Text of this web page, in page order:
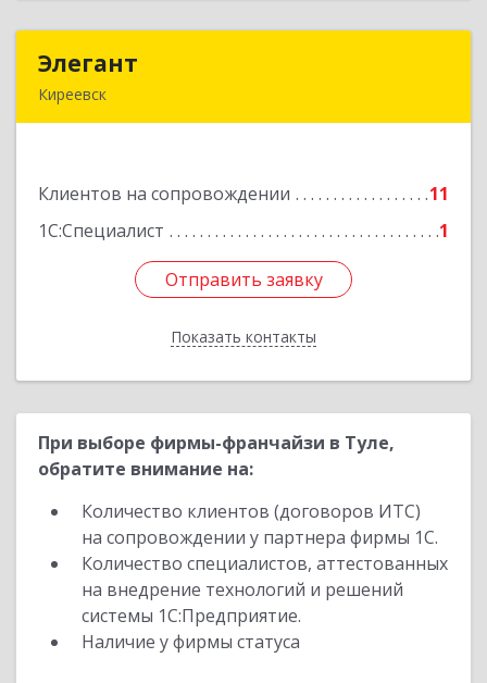
Элегант
Киреевск
Клиентов на сопровождении
11
1С:Специалист
1
Отправить заявку
Показать контакты
Подробнее
Отправить заявку
Назад
При выборе фирмы-франчайзи в Туле,
обратите внимание на:
Количество клиентов (договоров ИТС)
на сопровождении у партнера фирмы 1С.
Количество специалистов, аттестованных
на внедрение технологий и решений
системы 1С:Предприятие.
Наличие у фирмы статуса